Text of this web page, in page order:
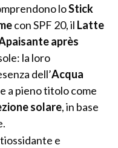
loStick
con SPF 20, il Latte
après
la loro
dell’Acqua
a pieno titolo come
solare, in base
e